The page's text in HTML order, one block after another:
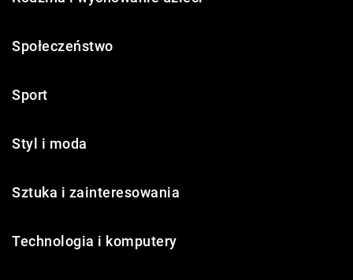
Społeczeństwo
Sport
Styl i moda
Sztuka i zainteresowania
Technologia i komputery